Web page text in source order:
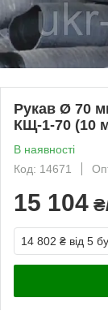
Рукав Ø 70
КЩ-1-70 (10
В наявності
Код: 14671
15 104
14 802 ₴ від 5